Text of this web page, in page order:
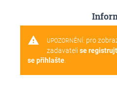
warning UPOZORNĚNÍ: pro
zadavateli se
se přihlašte.